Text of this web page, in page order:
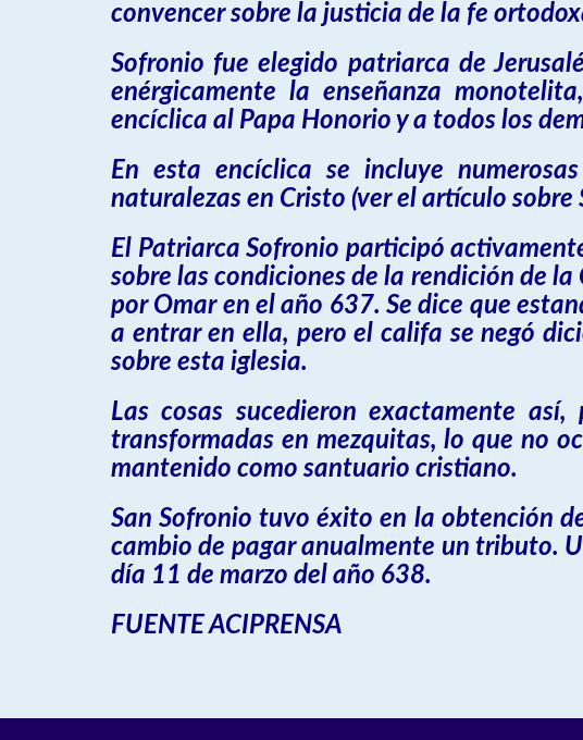
convencer sobre la justicia de la fe
Sofronio fue elegido patriarca de
enérgicamente la enseñanza
encíclica al Papa Honorio y a todos los
En esta encíclica se incluye
naturalezas en Cristo (ver el artículo sobre
El Patriarca Sofronio participó
sobre las condiciones de la rendición de
por Omar en el año 637. Se dice que
a entrar en ella, pero el califa se negó
sobre esta iglesia.
Las cosas sucedieron exactamente
transformadas en mezquitas, lo que no
mantenido como santuario cristiano.
San Sofronio tuvo éxito en la obtención
cambio de pagar anualmente un tributo.
día 11 de marzo del año 638.
FUENTE ACIPRENSA